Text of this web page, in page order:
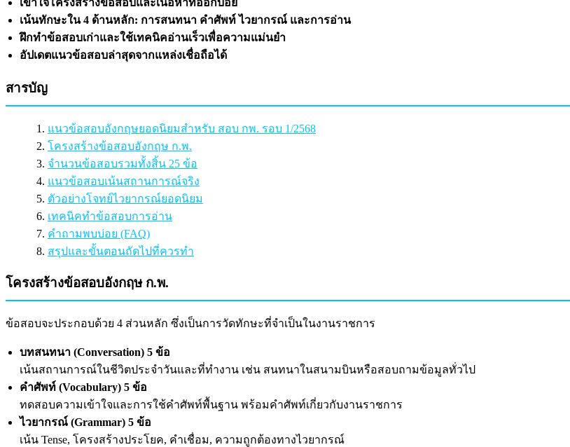
เข้าใจโครงสร้างข้อสอบและเนื้อหาที่ออกบ่อย
เน้นทักษะใน 4 ด้านหลัก: การสนทนา คำศัพท์ ไวยากรณ์ และการอ่าน
ฝึกทำข้อสอบเก่าและใช้เทคนิคอ่านเร็วเพื่อความแม่นยำ
อัปเดตแนวข้อสอบล่าสุดจากแหล่งเชื่อถือได้
สารบัญ
แนวข้อสอบอังกฤษยอดนิยมสำหรับ สอบ กพ. รอบ 1/2568
โครงสร้างข้อสอบอังกฤษ ก.พ.
จำนวนข้อสอบรวมทั้งสิ้น 25 ข้อ
แนวข้อสอบเน้นสถานการณ์จริง
ตัวอย่างโจทย์ไวยากรณ์ยอดนิยม
เทคนิคทำข้อสอบการอ่าน
คำถามพบบ่อย (FAQ)
สรุปและขั้นตอนถัดไปที่ควรทำ
โครงสร้างข้อสอบอังกฤษ ก.พ.
ข้อสอบจะประกอบด้วย 4 ส่วนหลัก ซึ่งเป็นการวัดทักษะที่จำเป็นในงานราชการ
บทสนทนา (Conversation) 5 ข้อ
เน้นสถานการณ์ในชีวิตประจำวันและที่ทำงาน เช่น สนทนาในสนามบินหรือสอบถามข้อมูลทั่วไป
คำศัพท์ (Vocabulary) 5 ข้อ
ทดสอบความเข้าใจและการใช้คำศัพท์พื้นฐาน พร้อมคำศัพท์เกี่ยวกับงานราชการ
ไวยากรณ์ (Grammar) 5 ข้อ
เน้น Tense, โครงสร้างประโยค, คำเชื่อม, ความถูกต้องทางไวยากรณ์